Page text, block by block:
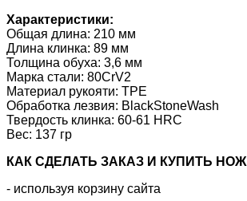
Характеристики:
Общая длина: 210 мм
Длина клинка: 89 мм
Толщина обуха: 3,6 мм
Марка стали: 80CrV2
Материал рукояти: TPE
Обработка лезвия: BlackStoneWash
Твердость клинка: 60-61 HRC
Вес: 137 гр
КАК CДЕЛАТЬ ЗАКАЗ И КУПИТЬ НОЖ
- используя корзину сайта